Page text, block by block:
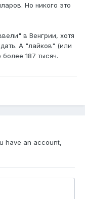
Но никого это
в Венгрии, хотя
А "лайков" (или
187 тысяч.
have an account,